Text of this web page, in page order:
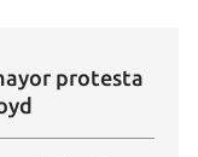
protesta